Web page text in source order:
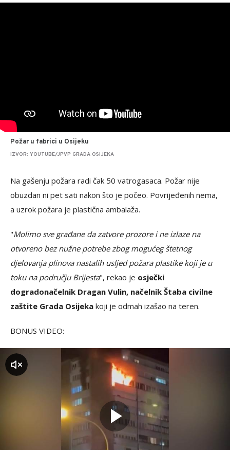
Požar u fabrici u Osijeku
IZVOR: YOUTUBE/JPVP GRADA OSIJEKA
Na gašenju požara radi čak 50 vatrogasaca. Požar nije
obuzdan ni pet sati nakon što je počeo. Povrijeđenih nema,
a uzrok požara je plastična ambalaža.
"Molimo sve građane da zatvore prozore i ne izlaze na
otvoreno bez nužne potrebe zbog mogućeg štetnog
djelovanja plinova nastalih usljed požara plastike koji je u
toku na području Brijesta", rekao je osječki
dogradonačelnik Dragan Vulin, načelnik Štaba civilne
zaštite Grada Osijeka koji je odmah izašao na teren.
BONUS VIDEO: